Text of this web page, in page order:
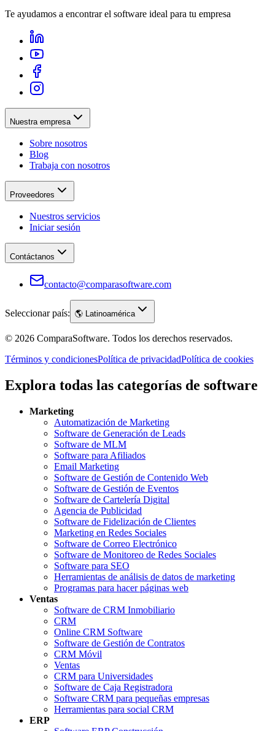
Te ayudamos a encontrar el software ideal para tu empresa
Nuestra empresa
Sobre nosotros
Blog
Trabaja con nosotros
Proveedores
Nuestros servicios
Iniciar sesión
Contáctanos
contacto@comparasoftware.com
Seleccionar país: 🌎 Latinoamérica
© 2026 ComparaSoftware. Todos los derechos reservados.
Términos y condicionesPolítica de privacidadPolítica de cookies
Explora todas las categorías de software
Marketing
Automatización de Marketing
Software de Generación de Leads
Software de MLM
Software para Afiliados
Email Marketing
Software de Gestión de Contenido Web
Software de Gestión de Eventos
Software de Cartelería Digital
Agencia de Publicidad
Software de Fidelización de Clientes
Marketing en Redes Sociales
Software de Correo Electrónico
Software de Monitoreo de Redes Sociales
Software para SEO
Herramientas de análisis de datos de marketing
Programas para hacer páginas web
Ventas
Software de CRM Inmobiliario
CRM
Online CRM Software
Software de Gestión de Contratos
CRM Móvil
Ventas
CRM para Universidades
Software de Caja Registradora
Software CRM para pequeñas empresas
Herramientas para social CRM
ERP